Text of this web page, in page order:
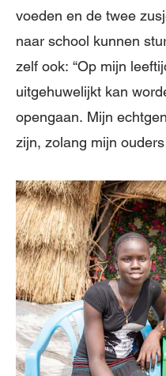
voeden en de twee
naar school kunnen
zelf ook: “Op mijn
uitgehuwelijkt kan
opengaan. Mijn
zijn, zolang mijn